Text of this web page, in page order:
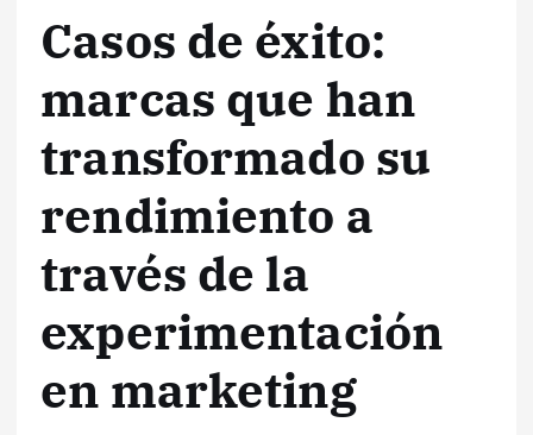
Casos de éxito:
marcas que han
transformado su
rendimiento a
través de la
experimentación
en marketing